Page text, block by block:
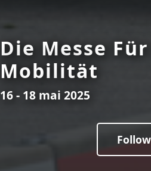
Die Messe
Mobilität
16 - 18 mai 2025
Follow